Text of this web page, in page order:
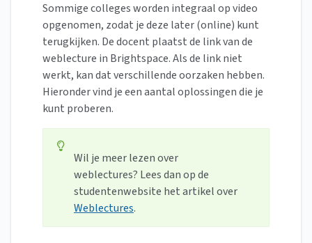
Sommige colleges worden integraal op video
opgenomen, zodat je deze later (online) kunt
terugkijken. De docent plaatst de link van de
weblecture in Brightspace. Als de link niet
werkt, kan dat verschillende oorzaken hebben.
Hieronder vind je een aantal oplossingen die je
kunt proberen.
Wil je meer lezen over
weblectures? Lees dan op de
studentenwebsite het artikel over
Weblectures.